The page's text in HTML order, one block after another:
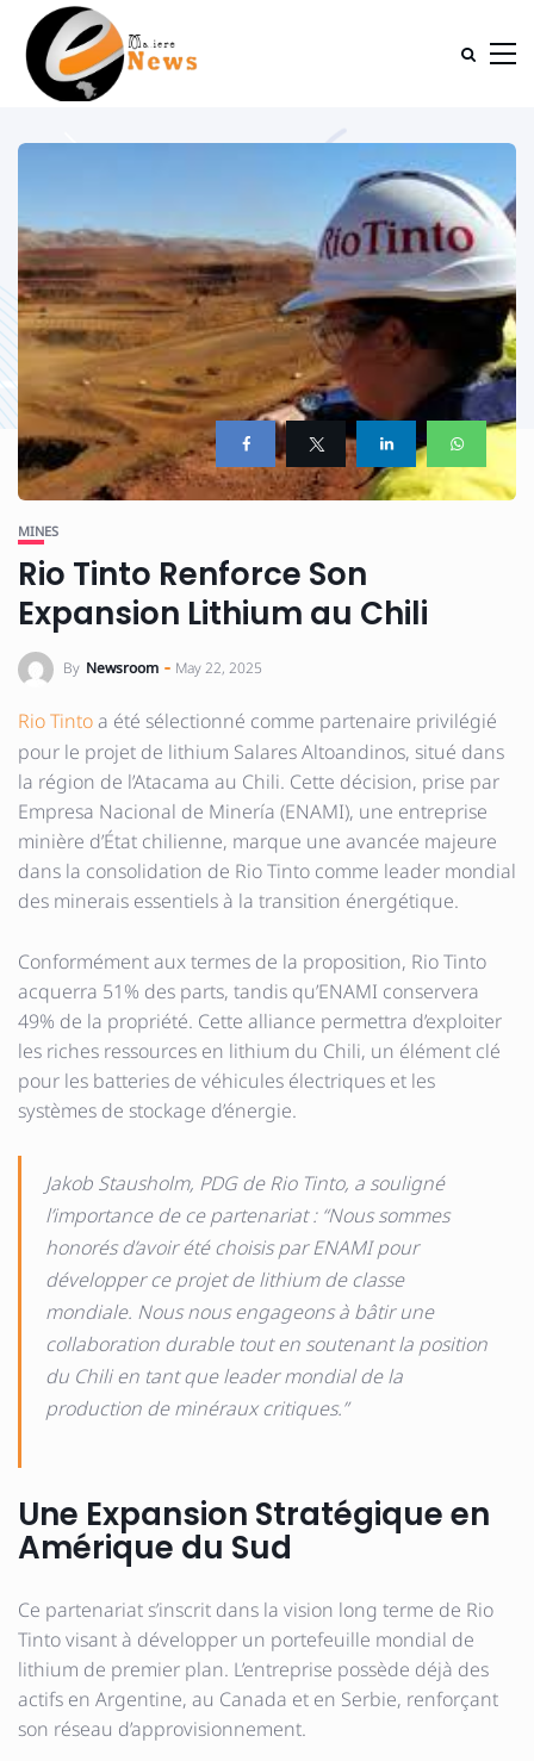
MINES
Rio Tinto Renforce Son
Expansion Lithium au Chili
By Newsroom May 22, 2025
Rio Tintoa été sélectionné comme partenaire privilégié
pour le projet de lithium Salares Altoandinos, situé dans
la région de l’Atacama au Chili. Cette décision, prise par
Empresa Nacional de Minería (ENAMI), une entreprise
minière d’État chilienne, marque une avancée majeure
dans la consolidation de Rio Tinto comme leader mondial
des minerais essentiels à la transition énergétique.
Conformément aux termes de la proposition, Rio Tinto
acquerra 51% des parts, tandis qu’ENAMI conservera
49% de la propriété. Cette alliance permettra d’exploiter
les riches ressources en lithium du Chili, un élément clé
pour les batteries de véhicules électriques et les
systèmes de stockage d’énergie.
Jakob Stausholm, PDG de Rio Tinto, a souligné
l’importance de ce partenariat : “Nous sommes
honorés d’avoir été choisis par ENAMI pour
développer ce projet de lithium de classe
mondiale. Nous nous engageons à bâtir une
collaboration durable tout en soutenant la position
du Chili en tant que leader mondial de la
production de minéraux critiques.”
Une Expansion Stratégique en
Amérique du Sud
Ce partenariat s’inscrit dans la vision long terme de Rio
Tinto visant à développer un portefeuille mondial de
lithium de premier plan. L’entreprise possède déjà des
actifs en Argentine, au Canada et en Serbie, renforçant
son réseau d’approvisionnement.